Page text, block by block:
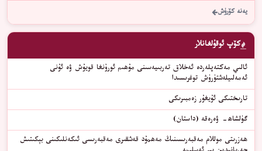
يەنە كۆرۈش
كۆپ ئوقۇلغانلار
ئالىي مەكتەپلەردە ئەخلاق تەربىيەسىنى مۇھىم ئورۇنغا قويۇش ۋە ئۇنى
ئەمەلىيلەشتۈرۈش توغرىسىدا
ﺗﺎﺭﯨﺨﺘﯩﻜﻰ ﺋﯘﻳﻐﯘﺭ ﺯﻩﻣﺒﯩﺮﯨﻜﻰ
گۈلشاھ- ۋەرەقە (داستان)
ھەزرىتى موللام مەقبەرىسىنىڭ مەھمۇد قەشقىرى مەقبەرىسى ئىكەنلىكىنى بېكىتىش